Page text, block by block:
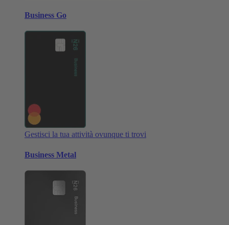
Business Go
Gestisci la tua attività ovunque ti trovi
Business Metal